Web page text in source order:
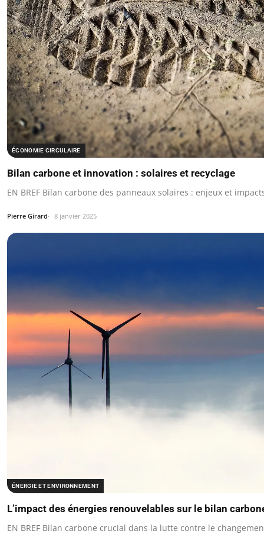
ÉCONOMIE CIRCULAIRE
Bilan carbone et innovation : solaires et recyclage
EN BREF Bilan carbone des panneaux solaires : enjeux et
Pierre Girard 8 janvier 2025
ÉNERGIE ET ENVIRONNEMENT
L’impact des énergies renouvelables sur le bilan
EN BREF Bilan carbone crucial dans la lutte contre le